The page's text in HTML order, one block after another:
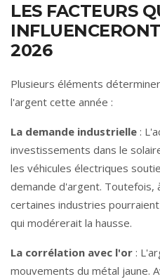
LES FACTEURS
2026
Plusieurs éléments
l'argent cette année :
La demande industrielle :
investissements dans le
les véhicules électriques
demande d'argent. Toutefois,
certaines industries
qui modérerait la hausse.
La corrélation avec l'or :
mouvements du métal jaune.